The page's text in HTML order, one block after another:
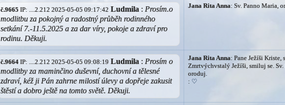
č.9665 IP: ....2.212 2025-05-05 09:17:42 Ludmila : Prosím.o
modlitbu za pokojný a radostný průběh rodinného
setkání 7.-11.5.2025 a za dar víry, pokoje a zdraví pro
rodinu. Děkuji.
Jana Rita Anna: Sv. Panno Maria,
č.9664 IP: ....2.212 2025-05-05 09:08:19 Ludmila : Prosím o
modlitby za maminčino duševní, duchovní a tělesné
zdraví, kéž ji Pán zahrne milostí úlevy a dopřeje zakusit
štěstí a dobro ještě na tomto světě. Děkuji.
Jana Rita Anna: Pane Ježíši Kriste,
Zmrtvýchvstalý Ježíši, smiluj se.
oroduj.
: ♡